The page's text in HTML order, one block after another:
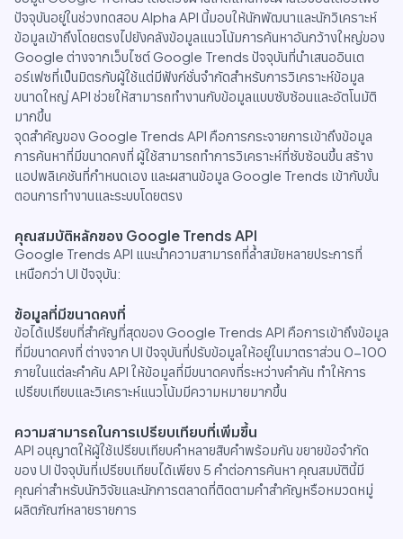
ปัจจุบันอยู่ในช่วงทดสอบ Alpha API นี้มอบให้นักพัฒนาและนักวิเคราะห์
ข้อมูลเข้าถึงโดยตรงไปยังคลังข้อมูลแนวโน้มการค้นหาอันกว้างใหญ่ของ
Google ต่างจากเว็บไซต์ Google Trends ปัจจุบันที่นำเสนออินเต
อร์เฟซที่เป็นมิตรกับผู้ใช้แต่มีฟังก์ชั่นจำกัดสำหรับการวิเคราะห์ข้อมูล
ขนาดใหญ่ API ช่วยให้สามารถทำงานกับข้อมูลแบบซับซ้อนและอัตโนมัติ
มากขึ้น
จุดสำคัญของ Google Trends API คือการกระจายการเข้าถึงข้อมูล
การค้นหาที่มีขนาดคงที่ ผู้ใช้สามารถทำการวิเคราะห์ที่ซับซ้อนขึ้น สร้าง
แอปพลิเคชันที่กำหนดเอง และผสานข้อมูล Google Trends เข้ากับขั้น
ตอนการทำงานและระบบโดยตรง
คุณสมบัติหลักของ Google Trends API
Google Trends API แนะนำความสามารถที่ล้ำสมัยหลายประการที่
เหนือกว่า UI ปัจจุบัน:
ข้อมูลที่มีขนาดคงที่
ข้อได้เปรียบที่สำคัญที่สุดของ Google Trends API คือการเข้าถึงข้อมูล
ที่มีขนาดคงที่ ต่างจาก UI ปัจจุบันที่ปรับข้อมูลให้อยู่ในมาตราส่วน 0-100
ภายในแต่ละคำค้น API ให้ข้อมูลที่มีขนาดคงที่ระหว่างคำค้น ทำให้การ
เปรียบเทียบและวิเคราะห์แนวโน้มมีความหมายมากขึ้น
ความสามารถในการเปรียบเทียบที่เพิ่มขึ้น
API อนุญาตให้ผู้ใช้เปรียบเทียบคำหลายสิบคำพร้อมกัน ขยายข้อจำกัด
ของ UI ปัจจุบันที่เปรียบเทียบได้เพียง 5 คำต่อการค้นหา คุณสมบัตินี้มี
คุณค่าสำหรับนักวิจัยและนักการตลาดที่ติดตามคำสำคัญหรือหมวดหมู่
ผลิตภัณฑ์หลายรายการ